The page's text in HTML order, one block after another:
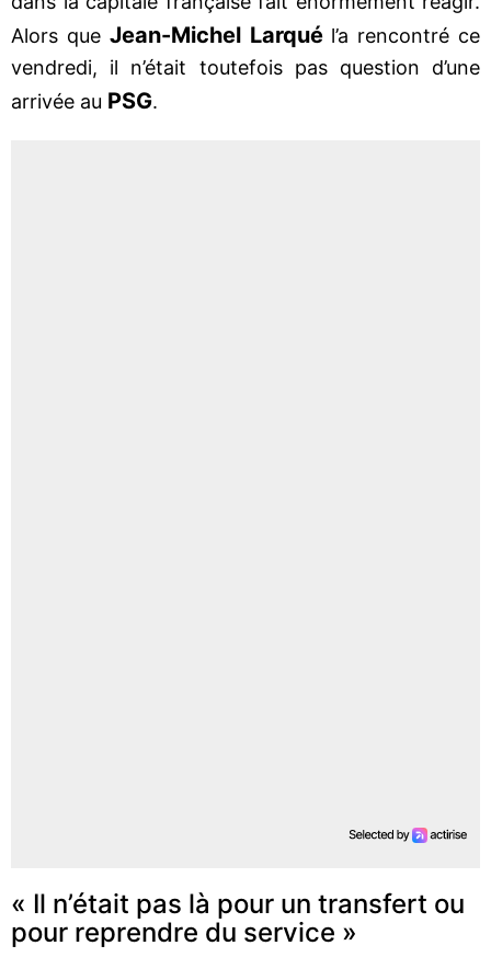
Alors que Jean-Michel Larquél’a rencontré ce
vendredi, il n’était toutefois pas question d’une
arrivée au PSG.
« Il n’était pas là pour un transfert ou
pour reprendre du service »